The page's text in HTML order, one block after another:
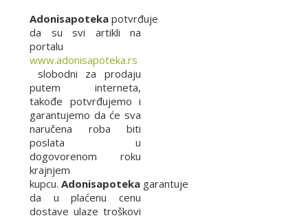
Adonisapoteka potvrđuje
da su svi artikli na
portalu
www.adonisapoteka.rs
slobodni za prodaju
putem interneta,
takođe potvrđujemo i
garantujemo da će sva
naručena roba biti
poslata u
dogovorenom roku
krajnjem
kupcu. Adonisapoteka garantuje
da u plaćenu cenu
dostave ulaze troškovi